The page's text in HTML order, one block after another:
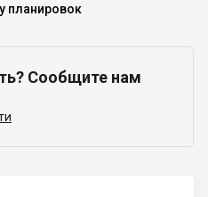
планировок
Сообщите нам